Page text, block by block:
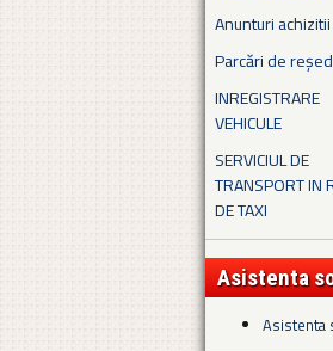
Anunturi
Parcări de
INREGISTRARE
VEHICULE
SERVICIUL DE
TRANSPORT IN
DE TAXI
Asistenta
Asistenta